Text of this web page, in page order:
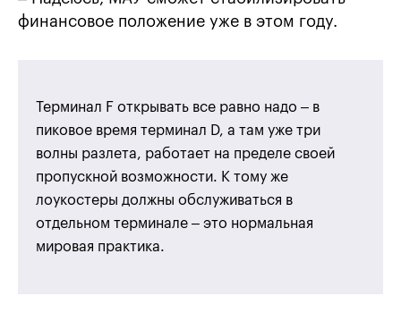
финансовое положение уже в этом году.
Терминал F открывать все равно надо – в
пиковое время терминал D, а там уже три
волны разлета, работает на пределе своей
пропускной возможности. К тому же
лоукостеры должны обслуживаться в
отдельном терминале – это нормальная
мировая практика.